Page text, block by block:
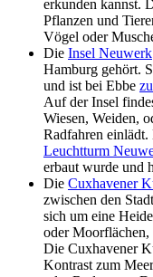
erkunden kannst.
Pflanzen und
Vögel oder
Die Insel Neuwerk
Hamburg gehört.
und ist bei Ebbe
Auf der Insel
Wiesen, Weiden,
Radfahren
Leuchtturm
erbaut wurde und
Die Cuxhavener
zwischen den
sich um eine
oder Moorflächen,
Die Cuxhavener
Kontrast zum